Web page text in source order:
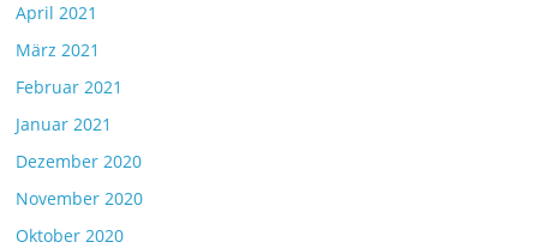
April 2021
März 2021
Februar 2021
Januar 2021
Dezember 2020
November 2020
Oktober 2020